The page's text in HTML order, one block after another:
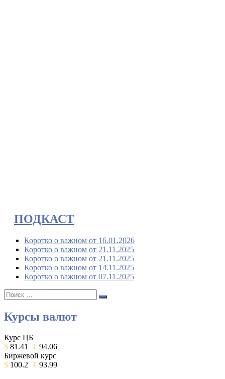
ПОДКАСТ
Коротко о важном от 16.01.2026
Коротко о важном от 21.11.2025
Коротко о важном от 21.11.2025
Коротко о важном от 14.11.2025
Коротко о важном от 07.11.2025
Поиск:
Поиск
Курсы валют
Курс ЦБ
$ 81.41 € 94.06
Биржевой курс
$ 100.2 € 93.99